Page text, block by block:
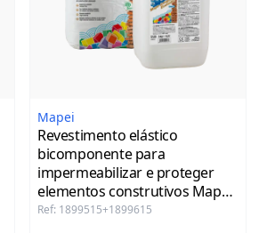
Mapei
Revestimento elástico
bicomponente para
impermeabilizar e proteger
elementos construtivos Mape-
Antique Ecolastic
Ref: 1899515+1899615